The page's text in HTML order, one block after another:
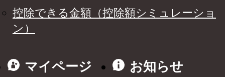
控除できる金額（控除額シミュレーショ
ン）
マイページ
お知らせ